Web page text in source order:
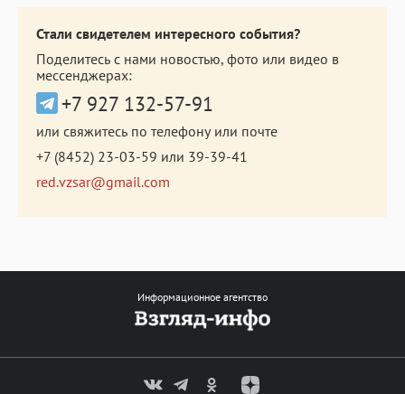
Стали свидетелем интересного события?
Поделитесь с нами новостью, фото или видео в
мессенджерах:
+7 927 132-57-91
или свяжитесь по телефону или почте
+7 (8452) 23-03-59 или 39-39-41
red.vzsar@gmail.com
Информационное агентство